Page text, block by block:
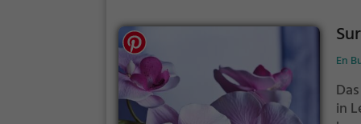
En
in